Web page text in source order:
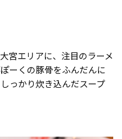
宮エリアに、注目のラーメ
ーくの豚骨をふんだんに
っかり炊き込んだスープ